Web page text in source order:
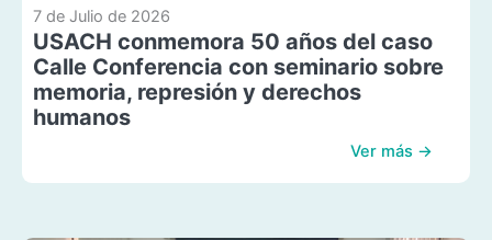
7 de Julio de 2026
USACH conmemora 50 años del caso
Calle Conferencia con seminario sobre
memoria, represión y derechos
humanos
Ver más →